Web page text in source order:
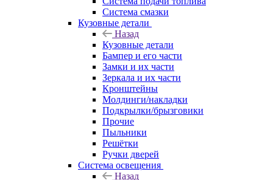
Система смазки
Кузовные детали
Назад
Кузовные детали
Бампер и его части
Замки и их части
Зеркала и их части
Кронштейны
Молдинги/накладки
Подкрылки/брызговики
Прочие
Пыльники
Решётки
Ручки дверей
Система освещения
Назад